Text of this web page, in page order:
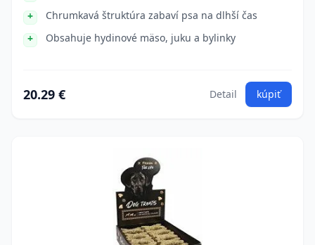
Chrumkavá štruktúra zabaví psa na dlhší čas
Obsahuje hydinové mäso, juku a bylinky
20.29 € Detail kúpiť